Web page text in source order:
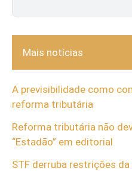
Mais notícias
A previsibilidade como
reforma tributária
Reforma tributária não
“Estadão” em editorial
STF derruba restrições